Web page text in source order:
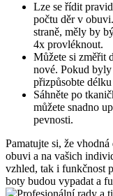
Lze se ​řídit
počtu děr v
straně, měly⁤ by
4x provléknout.
Můžete si změřit
nové. ⁤Pokud
přizpůsobte⁤
Sáhněte po
můžete snadno
pevnosti.
Pamatujte si, že
obuvi a na vašich
vzhled, tak ⁢i funkčnost
boty budou vypadat a